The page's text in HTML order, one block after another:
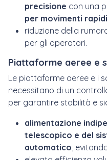
precisione con una
per movimenti rapidi
riduzione della
per gli operatori.
Piattaforme aeree e
Le piattaforme aeree e i
necessitano di un
per garantire stabilità e
alimentazione
telescopico e del
automatico,